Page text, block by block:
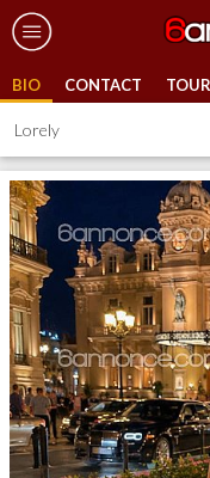
BIO CONTACT
Lorely